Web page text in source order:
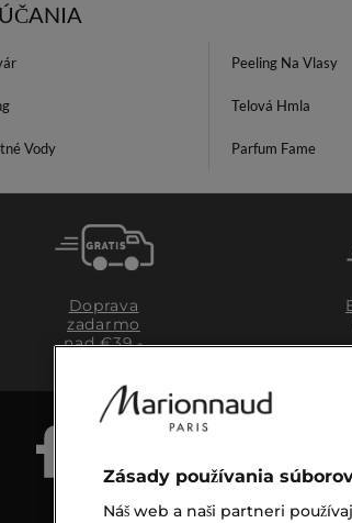
Peeling Na Vlasy
Telová Hmla
Vody Parfum Fame
Doprava
zadarmo
nad €39,-
Zásady používania
Náš web a naši partneri